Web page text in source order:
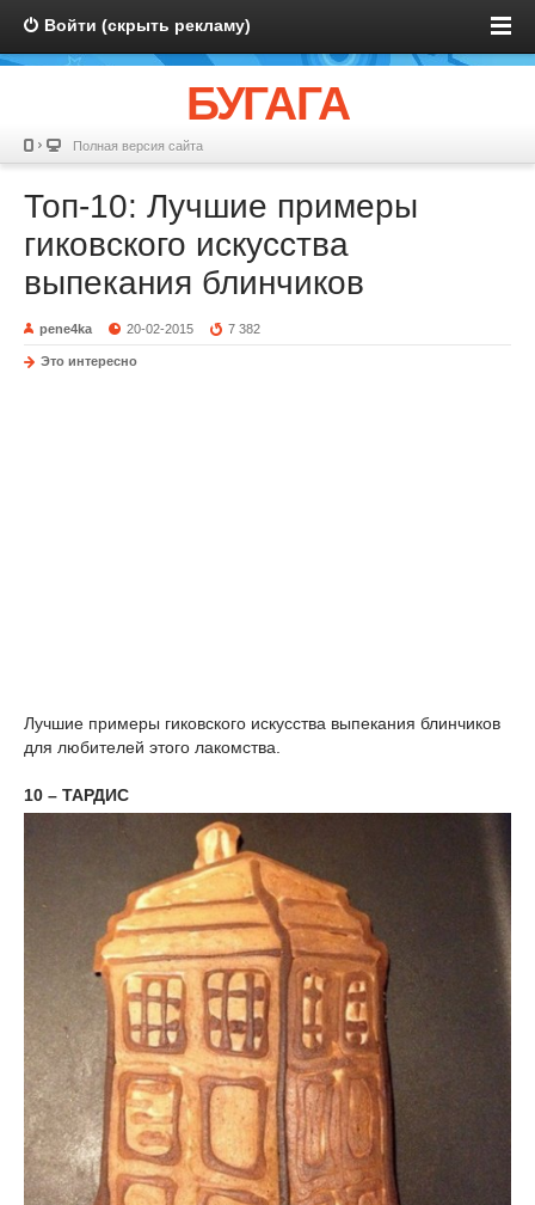
Войти (скрыть рекламу)
БУГАГА
Полная версия сайта
Топ-10: Лучшие примеры
гиковского искусства
выпекания блинчиков
pene4ka 20-02-2015 7 382
Это интересно
Лучшие примеры гиковского искусства выпекания блинчиков
для любителей этого лакомства.
10 – ТАРДИС